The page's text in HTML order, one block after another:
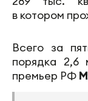
в котором
Всего за
порядка 2,6
премьер РФ